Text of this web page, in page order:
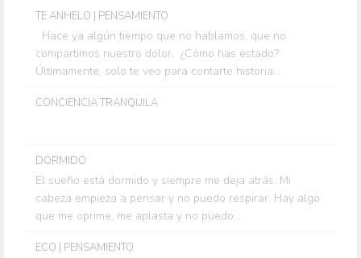
TE ANHELO | PENSAMIENTO
Hace ya algún tiempo que no hablamos, que no
compartimos nuestro dolor. ¿Cómo has estado?
Últimamente, solo te veo para contarte historia...
CONCIENCIA TRANQUILA
DORMIDO
El sueño está dormido y siempre me deja atrás. Mi
cabeza empieza a pensar y no puedo respirar. Hay algo
que me oprime, me aplasta y no puedo...
ECO | PENSAMIENTO